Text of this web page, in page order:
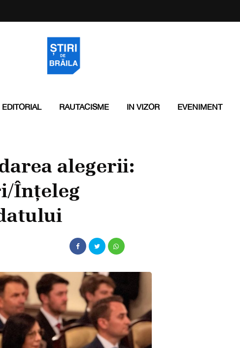
EDITORIAL RAUTACISME IN VIZOR EVENIMENT
alegerii:
Înțeleg